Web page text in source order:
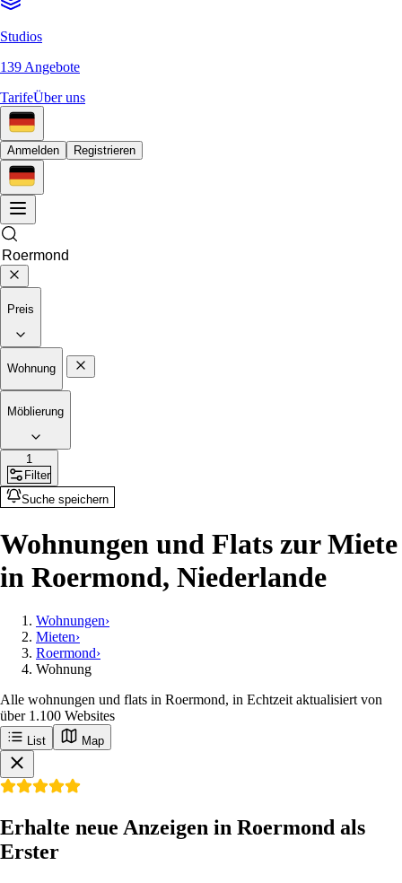
Studios
139 Angebote
TarifeÜber uns
Anmelden Registrieren
Preis
Wohnung
Möblierung
1
Filter
Suche speichern
Wohnungen und Flats zur Miete
in Roermond, Niederlande
Wohnungen›
Mieten›
Roermond›
Wohnung
Alle wohnungen und flats in Roermond, in Echtzeit aktualisiert von
über 1.100 Websites
List Map
Erhalte neue Anzeigen in Roermond als
Erster